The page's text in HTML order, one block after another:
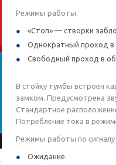
Режимы работы:
«Стоп» — створки
Однократный проход в
Свободный проход в
В стойку тумбы встроен
замком. Предусмотрена
Стандартное
Потребление тока в
Режимы работы по
Ожидание.